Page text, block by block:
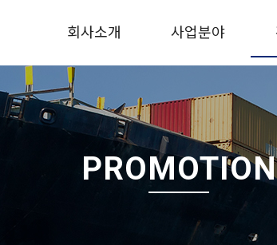
회사소개 사업분야
PROMOTION